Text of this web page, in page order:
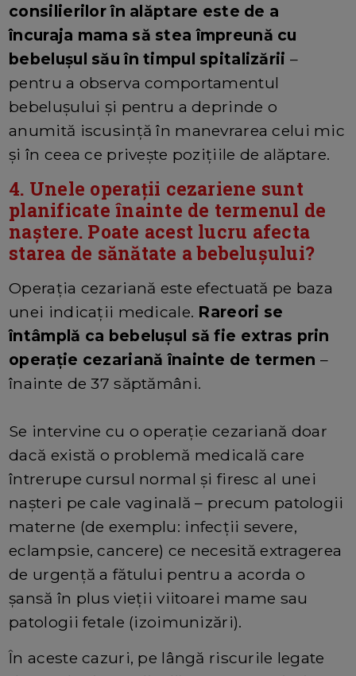
consilierilor în alăptare este de a
încuraja mama să stea împreună cu
bebelușul său în timpul spitalizării –
pentru a observa comportamentul
bebelușului și pentru a deprinde o
anumită iscusință în manevrarea celui mic
și în ceea ce privește pozițiile de alăptare.
4. Unele operații cezariene sunt
planificate înainte de termenul de
naștere. Poate acest lucru afecta
starea de sănătate a bebelușului?
Operația cezariană este efectuată pe baza
unei indicații medicale. Rareori se
întâmplă ca bebelușul să fie extras prin
operație cezariană înainte de termen –
înainte de 37 săptămâni.
Se intervine cu o operație cezariană doar
dacă există o problemă medicală care
întrerupe cursul normal și firesc al unei
nașteri pe cale vaginală – precum patologii
materne (de exemplu: infecții severe,
eclampsie, cancere) ce necesită extragerea
de urgență a fătului pentru a acorda o
șansă în plus vieții viitoarei mame sau
patologii fetale (izoimunizări).
În aceste cazuri, pe lângă riscurile legate